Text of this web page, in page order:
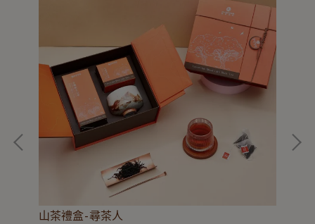
山茶禮盒-尋茶人